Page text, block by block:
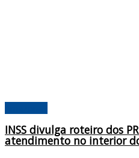
INSS divulga roteiro dos
atendimento no interior